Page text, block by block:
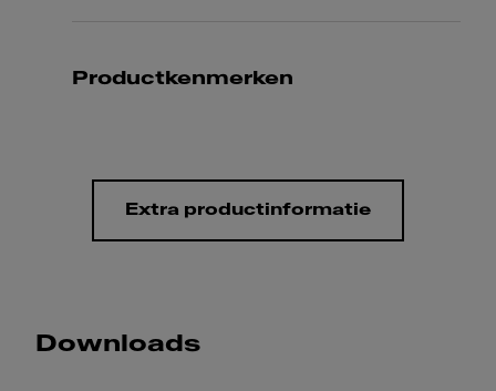
Productkenmerken
Extra productinformatie
Downloads